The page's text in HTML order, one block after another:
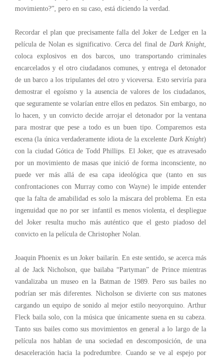
movimiento?”, pero en su caso, está diciendo la verdad.
Recordar el plan que precisamente falla del Joker de Ledger en la
película de Nolan es significativo. Cerca del final de Dark Knight
coloca explosivos en dos barcos, uno transportando criminales
encarcelados y el otro ciudadanos comunes, y entrega el detonador
de un barco a los tripulantes del otro y viceversa. Esto serviría para
demostrar el egoísmo y la ausencia de valores de los ciudadanos,
que seguramente se volarían entre ellos en pedazos. Sin embargo, no
lo hacen, y un convicto decide arrojar el detonador por la ventana
para mostrar que pese a todo es un buen tipo. Comparemos esta
escena (la única verdaderamente idiota de la excelente Dark Knight)
con la ciudad Gótica de Todd Phillips. El Joker, que es atravesado
por un movimiento de masas que inició de forma inconsciente, no
puede ver más allá de esa capa ideológica que (tanto en sus
confrontaciones con Murray como con Wayne) le impide entender
que la falta de amabilidad es solo la máscara del problema. En esta
ingenuidad que no por ser infantil es menos violenta, el despliegue
del Joker resulta mucho más auténtico que el gesto piadoso del
convicto en la película de Christopher Nolan.
Joaquin Phoenix es un Joker bailarín. En este sentido, se acerca más
al de Jack Nicholson, que bailaba “Partyman” de Prince mientras
vandalizaba un museo en la Batman de 1989. Pero sus bailes no
podrían ser más diferentes. Nicholson se divierte con sus matones
cargando un equipo de sonido al mejor estilo neoyorquino. Arthur
Fleck baila solo, con la música que únicamente suena en su cabeza.
Tanto sus bailes como sus movimientos en general a lo largo de la
película nos hablan de una sociedad en descomposición, de una
desaceleración hacia la podredumbre. Cuando se ve al espejo por